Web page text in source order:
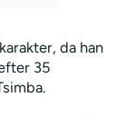
da han
35